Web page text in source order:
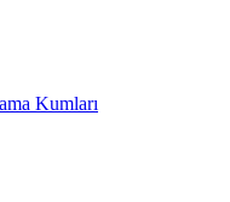
Kumları